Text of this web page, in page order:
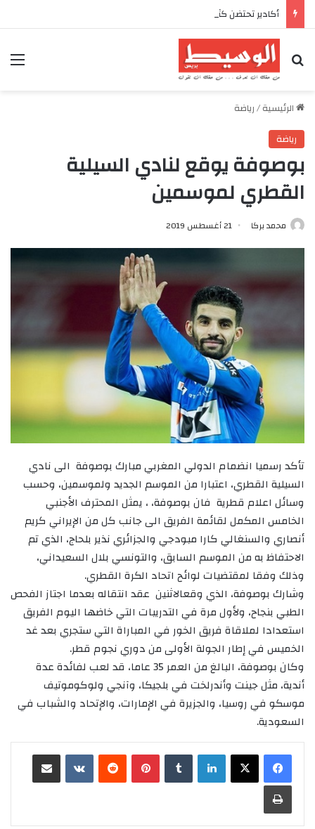
بحث عن
الرئيسية/رياضة
رياضة
بوصوفة يوقع لنادي السيلية
القطري لموسمين
محمد بركا 21 أغسطس 2019
تأكد رسميا انضمام الدولي المغربي مبارك بوصوفة الى نادي
السيلية القطري، اعتبارا من الموسم الجديد ولموسمين، وحسب
وسائل اعلام قطرية فان بوصوفة، ، يمثل المحترف الأجنبي
الخامس المكمل لقائمة الفريق الى جانب كل من الإيراني كريم
أنصاري والسنغالي كارا مبودجي والجزائري نذير بلحاج، الذي تم
الاحتفاظ به من الموسم السابق، والتونسي بلال السعيداني،
وذلك وفقا لمقتضيات لوائح اتحاد الكرة القطري.
وشارك بوصوفة، الذي وقعالاثنين عقد انتقاله بعدما اجتاز الفحص
الطبي بنجاح، ولأول مرة في التدريبات التي خاضها اليوم الفريق
استعدادا لملاقاة فريق الخور في المباراة التي ستجري بعد غد
الخميس في إطار الجولة الأولى من دوري نجوم قطر.
وكان بوصوفة، البالغ من العمر 35 عاما، قد لعب لفائدة عدة
أندية، مثل جينت وأندرلخت في بلجيكا، وآنجي ولوكوموتيف
موسكو في روسيا، والجزيرة في الإمارات، والإتحاد والشباب في
السعودية.
لينكدإن بينتيريست
طباعة